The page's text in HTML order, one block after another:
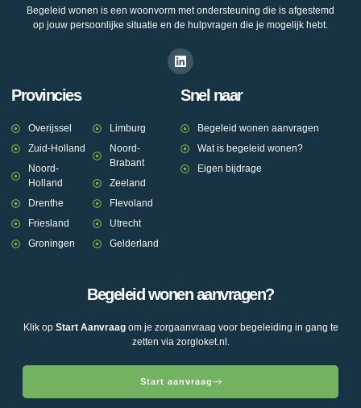
Begeleid wonen is een woonvorm met ondersteuning die is afgestemd
op jouw persoonlijke situatie en de hulpvragen die je mogelijk hebt.
Provincies
Overijssel
Zuid-Holland
Noord-
Holland
Drenthe
Friesland
Groningen
Limburg
Noord-
Brabant
Zeeland
Flevoland
Utrecht
Gelderland
Snel naar
Begeleid wonen aanvragen
Wat is begeleid wonen?
Eigen bijdrage
Begeleid wonen aanvragen?
Klik op Start Aanvraagom je zorgaanvraag voor begeleiding in gang te
zetten via zorgloket.nl.
Start aanvraag